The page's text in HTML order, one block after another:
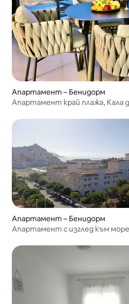
Апартамент – Бенидорм
Апартамент край плажа, Кала
Апартамент – Бенидорм
Апартамент с изглед към